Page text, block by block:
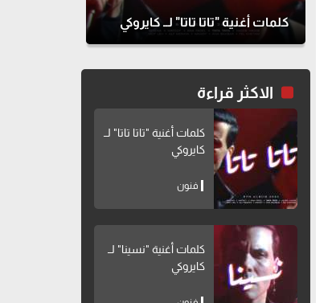
كلمات أغنية "تاتا تاتا" لــ كايروكي
الاكثر قراءة
كلمات أغنية "تاتا تاتا" لــ
كايروكي
فنون
كلمات أغنية "نسينا" لــ
كايروكي